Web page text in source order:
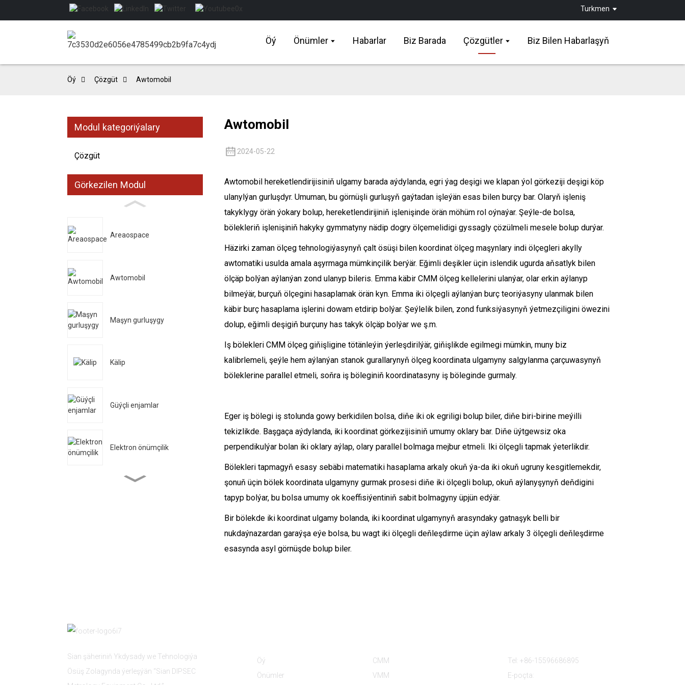
Turkmen
Öý Önümler Habarlar Biz Barada Çözgütler Biz Bilen Habarlaşyň
Öý Çözgüt Awtomobil
Modul kategoriýalary
Çözgüt
Görkezilen Modul
Areaospace
Awtomobil
Maşyn gurluşygy
Kälip
Güýçli enjamlar
Elektron önümçilik
Awtomobil
2024-05-22
Awtomobil hereketlendirijisiniň ulgamy barada aýdylanda, egri ýag deşigi we klapan ýol görkeziji deşigi köp
ulanylýan gurluşdyr. Umuman, bu görnüşli gurluşyň gaýtadan işleýän esas bilen burçy bar. Olaryň işleniş
takyklygy örän ýokary bolup, hereketlendirijiniň işlenişinde örän möhüm rol oýnaýar. Şeýle-de bolsa,
bölekleriň işlenişiniň hakyky gymmatyny nädip dogry ölçemelidigi gyssagly çözülmeli mesele bolup durýar.
Häzirki zaman ölçeg tehnologiýasynyň çalt ösüşi bilen koordinat ölçeg maşynlary indi ölçegleri akylly
awtomatiki usulda amala aşyrmaga mümkinçilik berýär. Eğimli deşikler üçin islendik ugurda aňsatlyk bilen
ölçäp bolýan aýlanýan zond ulanyp bileris. Emma käbir CMM ölçeg kellelerini ulanýar, olar erkin aýlanyp
bilmeýär, burçuň ölçegini hasaplamak örän kyn. Emma iki ölçegli aýlanýan burç teoriýasyny ulanmak bilen
käbir burç hasaplama işlerini dowam etdirip bolýar. Şeýlelik bilen, zond funksiýasynyň ýetmezçiligini öwezini
dolup, eğimli deşigiň burçuny has takyk ölçäp bolýar we ş.m.
Iş bölekleri CMM ölçeg giňişligine tötänleýin ýerleşdirilýär, giňişlikde egilmegi mümkin, muny biz
kalibrlemeli, şeýle hem aýlanýan stanok gurallarynyň ölçeg koordinata ulgamyny salgylanma çarçuwasynyň
böleklerine parallel etmeli, soňra iş böleginiň koordinatasyny iş böleginde gurmaly.
Eger iş bölegi iş stolunda gowy berkidilen bolsa, diňe iki ok egriligi bolup biler, diňe biri-birine meýilli
tekizlikde. Başgaça aýdylanda, iki koordinat görkezijisiniň umumy oklary bar. Diňe üýtgewsiz oka
perpendikulýar bolan iki oklary aýlap, olary parallel bolmaga mejbur etmeli. Iki ölçegli tapmak ýeterlikdir.
Bölekleri tapmagyň esasy sebäbi matematiki hasaplama arkaly okuň ýa-da iki okuň ugruny kesgitlemekdir,
şonuň üçin bölek koordinata ulgamyny gurmak prosesi diňe iki ölçegli bolup, okuň aýlanyşynyň deňdigini
tapyp bolýar, bu bolsa umumy ok koeffisiýentiniň sabit bolmagyny üpjün edýär.
Bir bölekde iki koordinat ulgamy bolanda, iki koordinat ulgamynyň arasyndaky gatnaşyk belli bir
nukdaýnazardan garaýşa eýe bolsa, bu wagt iki ölçegli deňleşdirme üçin aýlaw arkaly 3 ölçegli deňleşdirme
esasynda asyl görnüşde bolup biler.
Sian şäheriniň Ykdysady we Tehnologiýa
Ösüş Zolagynda ýerleşýän “Sian DIPSEC
Öý
Önümler
CMM
VMM
Tel: +86-15596686895
E-poçta: